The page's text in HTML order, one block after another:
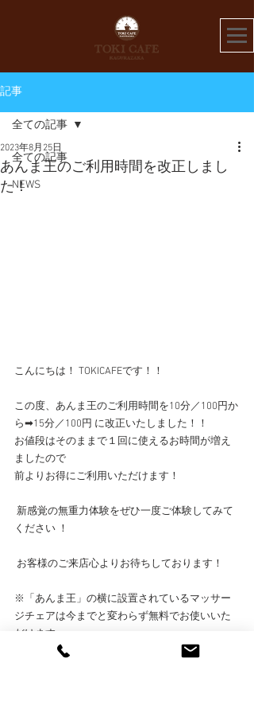
記事
全ての記事
NEWS
全ての記事
あんま王のご利用時間を改正しまし
た！
2023年8月25日
こんにちは！ TOKICAFEです！！
この度、あんま王のご利用時間を10分／100円か
ら➡︎15分／100円 に改正いたしました！！
お値段はそのままで１回に使えるお時間が増え
ましたので
前よりお得にご利用いただけます！
ください ！
お客様のご来店心よりお待ちしております！
※「あんま王」の横に設置されているマッサー
ジチェアは今までと変わらず無料でお使いいた
だけます。